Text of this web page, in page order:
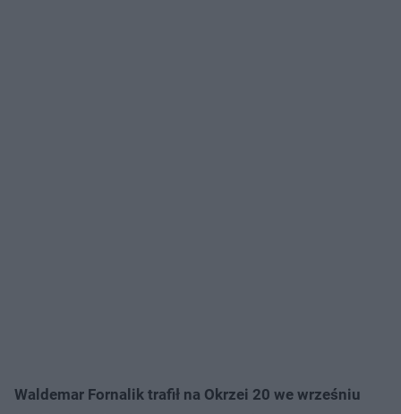
Waldemar Fornalik trafił na Okrzei 20 we wrześniu